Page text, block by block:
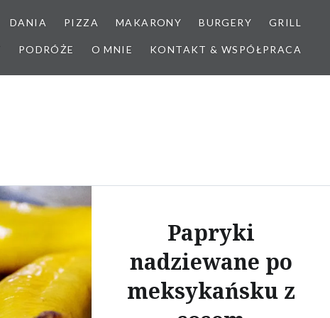
DANIA PIZZA MAKARONY BURGERY GRILL
PODRÓŻE O MNIE KONTAKT & WSPÓŁPRACA
Papryki
nadziewane po
meksykańsku z